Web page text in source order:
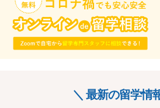
＼ 最新の留学情